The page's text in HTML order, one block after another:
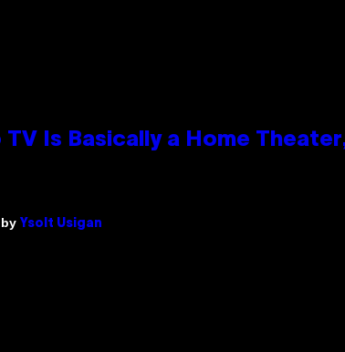
TV Is Basically a Home
Ysolt Usigan